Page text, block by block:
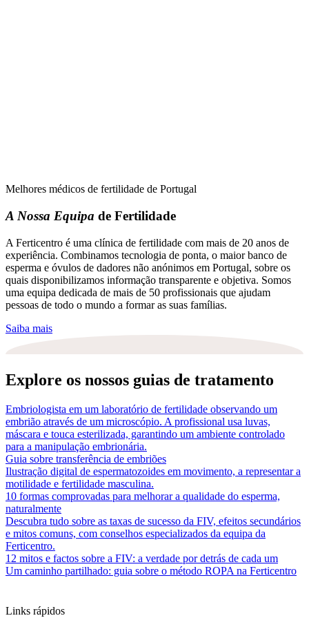
Melhores médicos de fertilidade de Portugal
A Nossa Equipa de Fertilidade
A Ferticentro é uma clínica de fertilidade com mais de 20 anos de
experiência. Combinamos tecnologia de ponta, o maior banco de
esperma e óvulos de dadores não anónimos em Portugal, sobre os
quais disponibilizamos informação transparente e objetiva. Somos
uma equipa dedicada de mais de 50 profissionais que ajudam
pessoas de todo o mundo a formar as suas famílias.
Saiba mais
Explore os nossos guias de tratamento
Embriologista em um laboratório de fertilidade observando um
embrião através de um microscópio. A profissional usa luvas,
máscara e touca esterilizada, garantindo um ambiente controlado
para a manipulação embrionária.
Guia sobre transferência de embriões
Ilustração digital de espermatozoides em movimento, a representar a
motilidade e fertilidade masculina.
10 formas comprovadas para melhorar a qualidade do esperma,
naturalmente
Descubra tudo sobre as taxas de sucesso da FIV, efeitos secundários
e mitos comuns, com conselhos especializados da equipa da
Ferticentro.
12 mitos e factos sobre a FIV: a verdade por detrás de cada um
Um caminho partilhado: guia sobre o método ROPA na Ferticentro
Links rápidos